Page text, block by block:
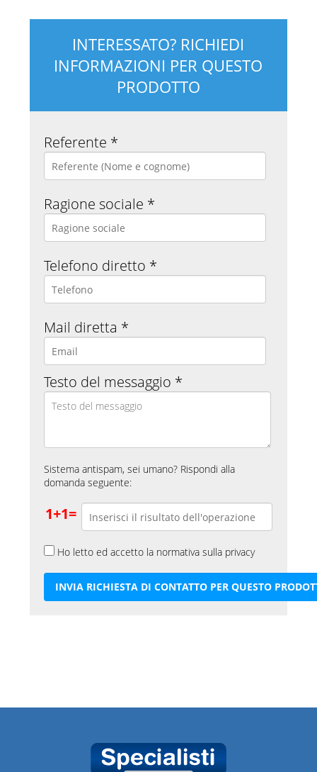
INTERESSATO? RICHIEDI
INFORMAZIONI PER QUESTO
PRODOTTO
Referente *
Ragione sociale *
Telefono diretto *
Mail diretta *
Testo del messaggio *
Sistema antispam, sei umano? Rispondi alla
domanda seguente:
1+1=
Ho letto ed accetto la normativa sulla privacy